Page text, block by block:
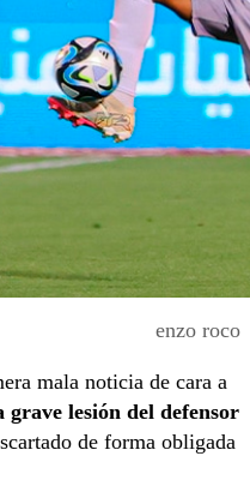
enzo roco
mala noticia de cara a
grave lesión del defensor
de forma obligada